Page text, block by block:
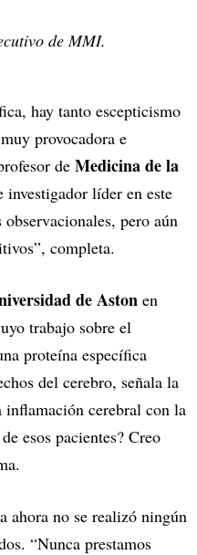
de MMI.
hay tanto escepticismo
provocadora e
de Medicina de la
investigador líder en este
pero aún
completa.
de Aston en
trabajo sobre el
proteína específica
del cerebro, señala la
inflamación cerebral con la
esos pacientes? Creo
ahora no se realizó ningún
“Nunca prestamos